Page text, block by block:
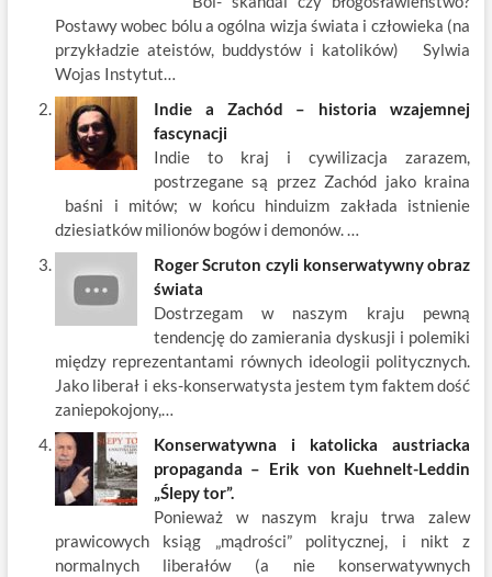
o
k
n
Postawy wobec bólu a ogólna wizja świata i człowieka (na
przykładzie ateistów, buddystów i katolików) Sylwia
Wojas Instytut…
Indie a Zachód – historia wzajemnej
fascynacji
Indie to kraj i cywilizacja zarazem,
postrzegane są przez Zachód jako kraina
baśni i mitów; w końcu hinduizm zakłada istnienie
dziesiatków milionów bogów i demonów. …
Roger Scruton czyli konserwatywny obraz
świata
Dostrzegam w naszym kraju pewną
tendencję do zamierania dyskusji i polemiki
między reprezentantami równych ideologii politycznych.
Jako liberał i eks-konserwatysta jestem tym faktem dość
zaniepokojony,…
Konserwatywna i katolicka austriacka
propaganda – Erik von Kuehnelt-Leddin
„Ślepy tor”.
Ponieważ w naszym kraju trwa zalew
prawicowych ksiąg „mądrości” politycznej, i nikt z
normalnych liberałów (a nie konserwatywnych